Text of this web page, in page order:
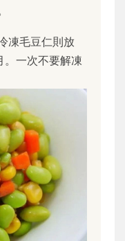
凍毛豆仁則放
。一次不要解凍